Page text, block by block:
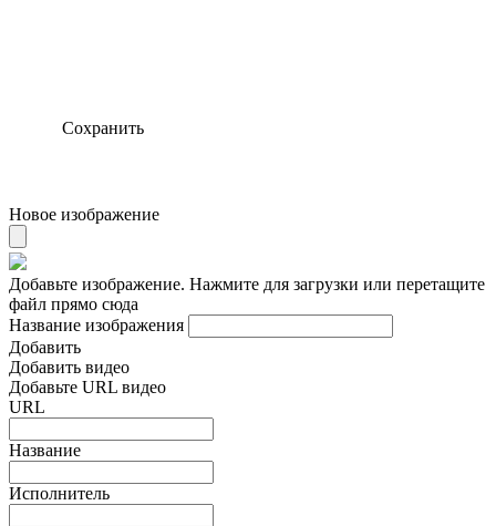
Сохранить
Новое изображение
Добавьте изображение. Нажмите для загрузки или перетащите
файл прямо сюда
Название изображения
Добавить
Добавить видео
Добавьте URL видео
URL
Название
Исполнитель